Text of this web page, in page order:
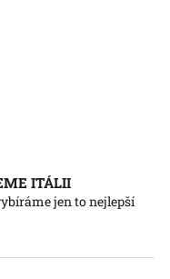
ITÁLII
jen to nejlepší